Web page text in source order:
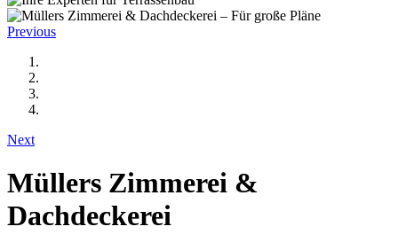
Previous
Next
Müllers Zimmerei &
Dachdeckerei